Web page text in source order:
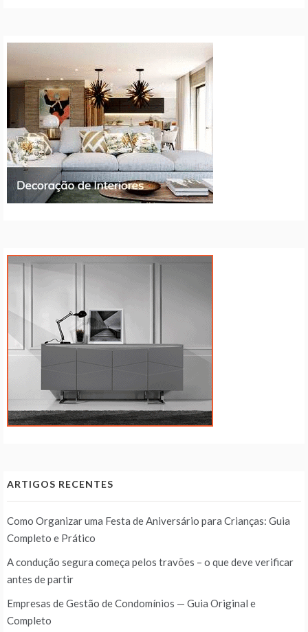
ARTIGOS RECENTES
Como Organizar uma Festa de Aniversário para Crianças: Guia
Completo e Prático
A condução segura começa pelos travões – o que deve verificar
antes de partir
Empresas de Gestão de Condomínios — Guia Original e
Completo